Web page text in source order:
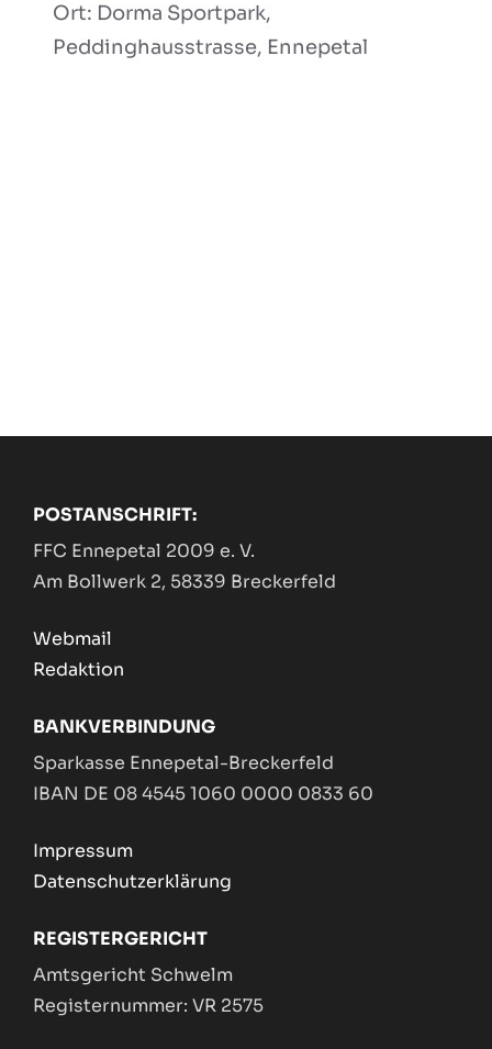
Ort: Dorma Sportpark,
Peddinghausstrasse, Ennepetal
POSTANSCHRIFT:
FFC Ennepetal 2009 e. V.
Am Bollwerk 2, 58339 Breckerfeld
Webmail
Redaktion
BANKVERBINDUNG
Sparkasse Ennepetal-Breckerfeld
IBAN DE 08 4545 1060 0000 0833 60
Impressum
Datenschutzerklärung
REGISTERGERICHT
Amtsgericht Schwelm
Registernummer: VR 2575